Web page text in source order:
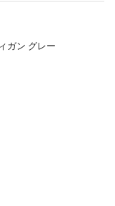
ガン グレー